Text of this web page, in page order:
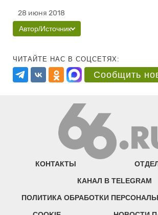
28 июня 2018
Автор/Источник
ЧИТАЙТЕ НАС В СОЦСЕТЯХ:
Сообщить
КОНТАКТЫ
КАНАЛ В TELEGRAM
ПОЛИТИКА ОБРАБОТКИ